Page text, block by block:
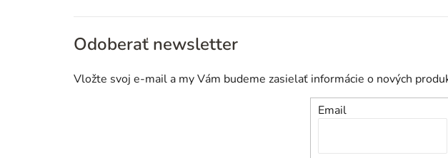
Odoberať newsletter
Vložte svoj e-mail a my Vám budeme zasielať informácie o nových
Email